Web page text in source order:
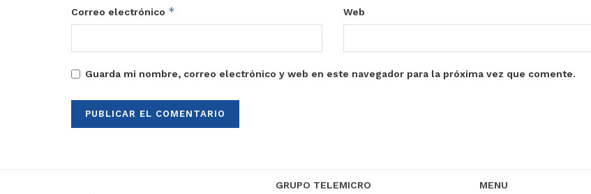
Correo electrónico * Web
Guarda mi nombre, correo electrónico y web en este navegador para la próxima vez que comente.
GRUPO TELEMICRO MENU